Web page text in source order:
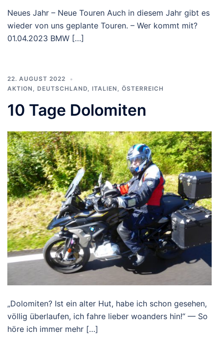
Neues Jahr – Neue Touren Auch in diesem Jahr gibt es
wieder von uns geplante Touren. – Wer kommt mit?
01.04.2023 BMW […]
22. AUGUST 2022
AKTION , DEUTSCHLAND, ITALIEN , ÖSTERREICH
10 Tage Dolomiten
„Dolomiten? Ist ein alter Hut, habe ich schon gesehen,
völlig überlaufen, ich fahre lieber woanders hin!“ — So
höre ich immer mehr […]